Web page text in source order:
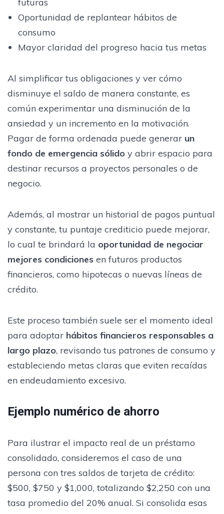
Oportunidad de replantear hábitos de
consumo
Mayor claridad del progreso hacia tus metas
Al simplificar tus obligaciones y ver cómo
disminuye el saldo de manera constante, es
común experimentar una disminución de la
ansiedad y un incremento en la motivación.
Pagar de forma ordenada puede generar un
fondo de emergencia sólido y abrir espacio para
destinar recursos a proyectos personales o de
negocio.
Además, al mostrar un historial de pagos puntual
y constante, tu puntaje crediticio puede mejorar,
lo cual te brindará la oportunidad de negociar
mejores condiciones en futuros productos
financieros, como hipotecas o nuevas líneas de
crédito.
Este proceso también suele ser el momento ideal
para adoptar hábitos financieros responsables a
largo plazo, revisando tus patrones de consumo y
estableciendo metas claras que eviten recaídas
en endeudamiento excesivo.
Ejemplo numérico de ahorro
Para ilustrar el impacto real de un préstamo
consolidado, consideremos el caso de una
persona con tres saldos de tarjeta de crédito:
$500, $750 y $1,000, totalizando $2,250 con una
tasa promedio del 20% anual. Si consolida esas